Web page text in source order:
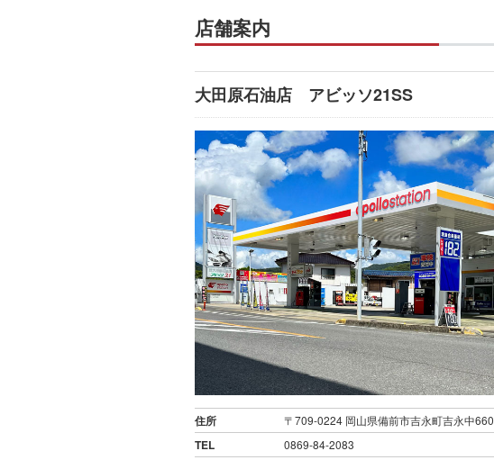
店舗案内
大田原石油店 アビッソ21SS
住所 〒709-0224 岡山県備前市吉永町吉永中660
TEL 0869-84-2083